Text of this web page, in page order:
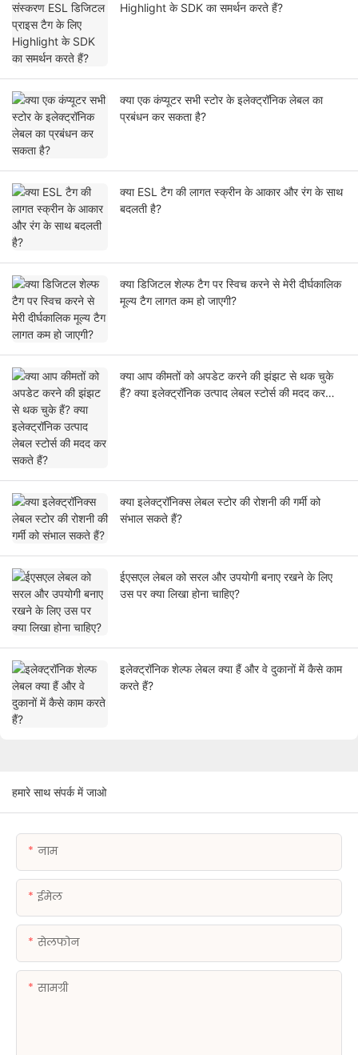
Highlight के SDK का समर्थन करते हैं?
क्या एक कंप्यूटर सभी स्टोर के इलेक्ट्रॉनिक लेबल का
प्रबंधन कर सकता है?
क्या ESL टैग की लागत स्क्रीन के आकार और रंग के साथ
बदलती है?
क्या डिजिटल शेल्फ टैग पर स्विच करने से मेरी दीर्घकालिक
मूल्य टैग लागत कम हो जाएगी?
क्या आप कीमतों को अपडेट करने की झंझट से थक चुके
हैं? क्या इलेक्ट्रॉनिक उत्पाद लेबल स्टोर्स की मदद कर
क्या इलेक्ट्रॉनिक्स लेबल स्टोर की रोशनी की गर्मी को
संभाल सकते हैं?
ईएसएल लेबल को सरल और उपयोगी बनाए रखने के लिए
उस पर क्या लिखा होना चाहिए?
इलेक्ट्रॉनिक शेल्फ लेबल क्या हैं और वे दुकानों में कैसे काम
करते हैं?
हमारे साथ संपर्क में जाओ
नाम
ईमेल
सेलफोन
सामग्री